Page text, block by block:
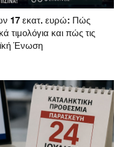
17 εκατ. ευρώ: Πώς
τιμολόγια και πώς τις
Ένωση